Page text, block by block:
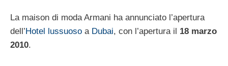
La maison di moda Armani ha annunciato l’apertura
dell’Hotel lussuoso a Dubai, con l’apertura il 18 marzo
2010.